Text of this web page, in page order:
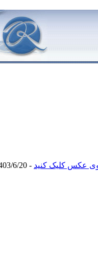
- 1403/6/20 -